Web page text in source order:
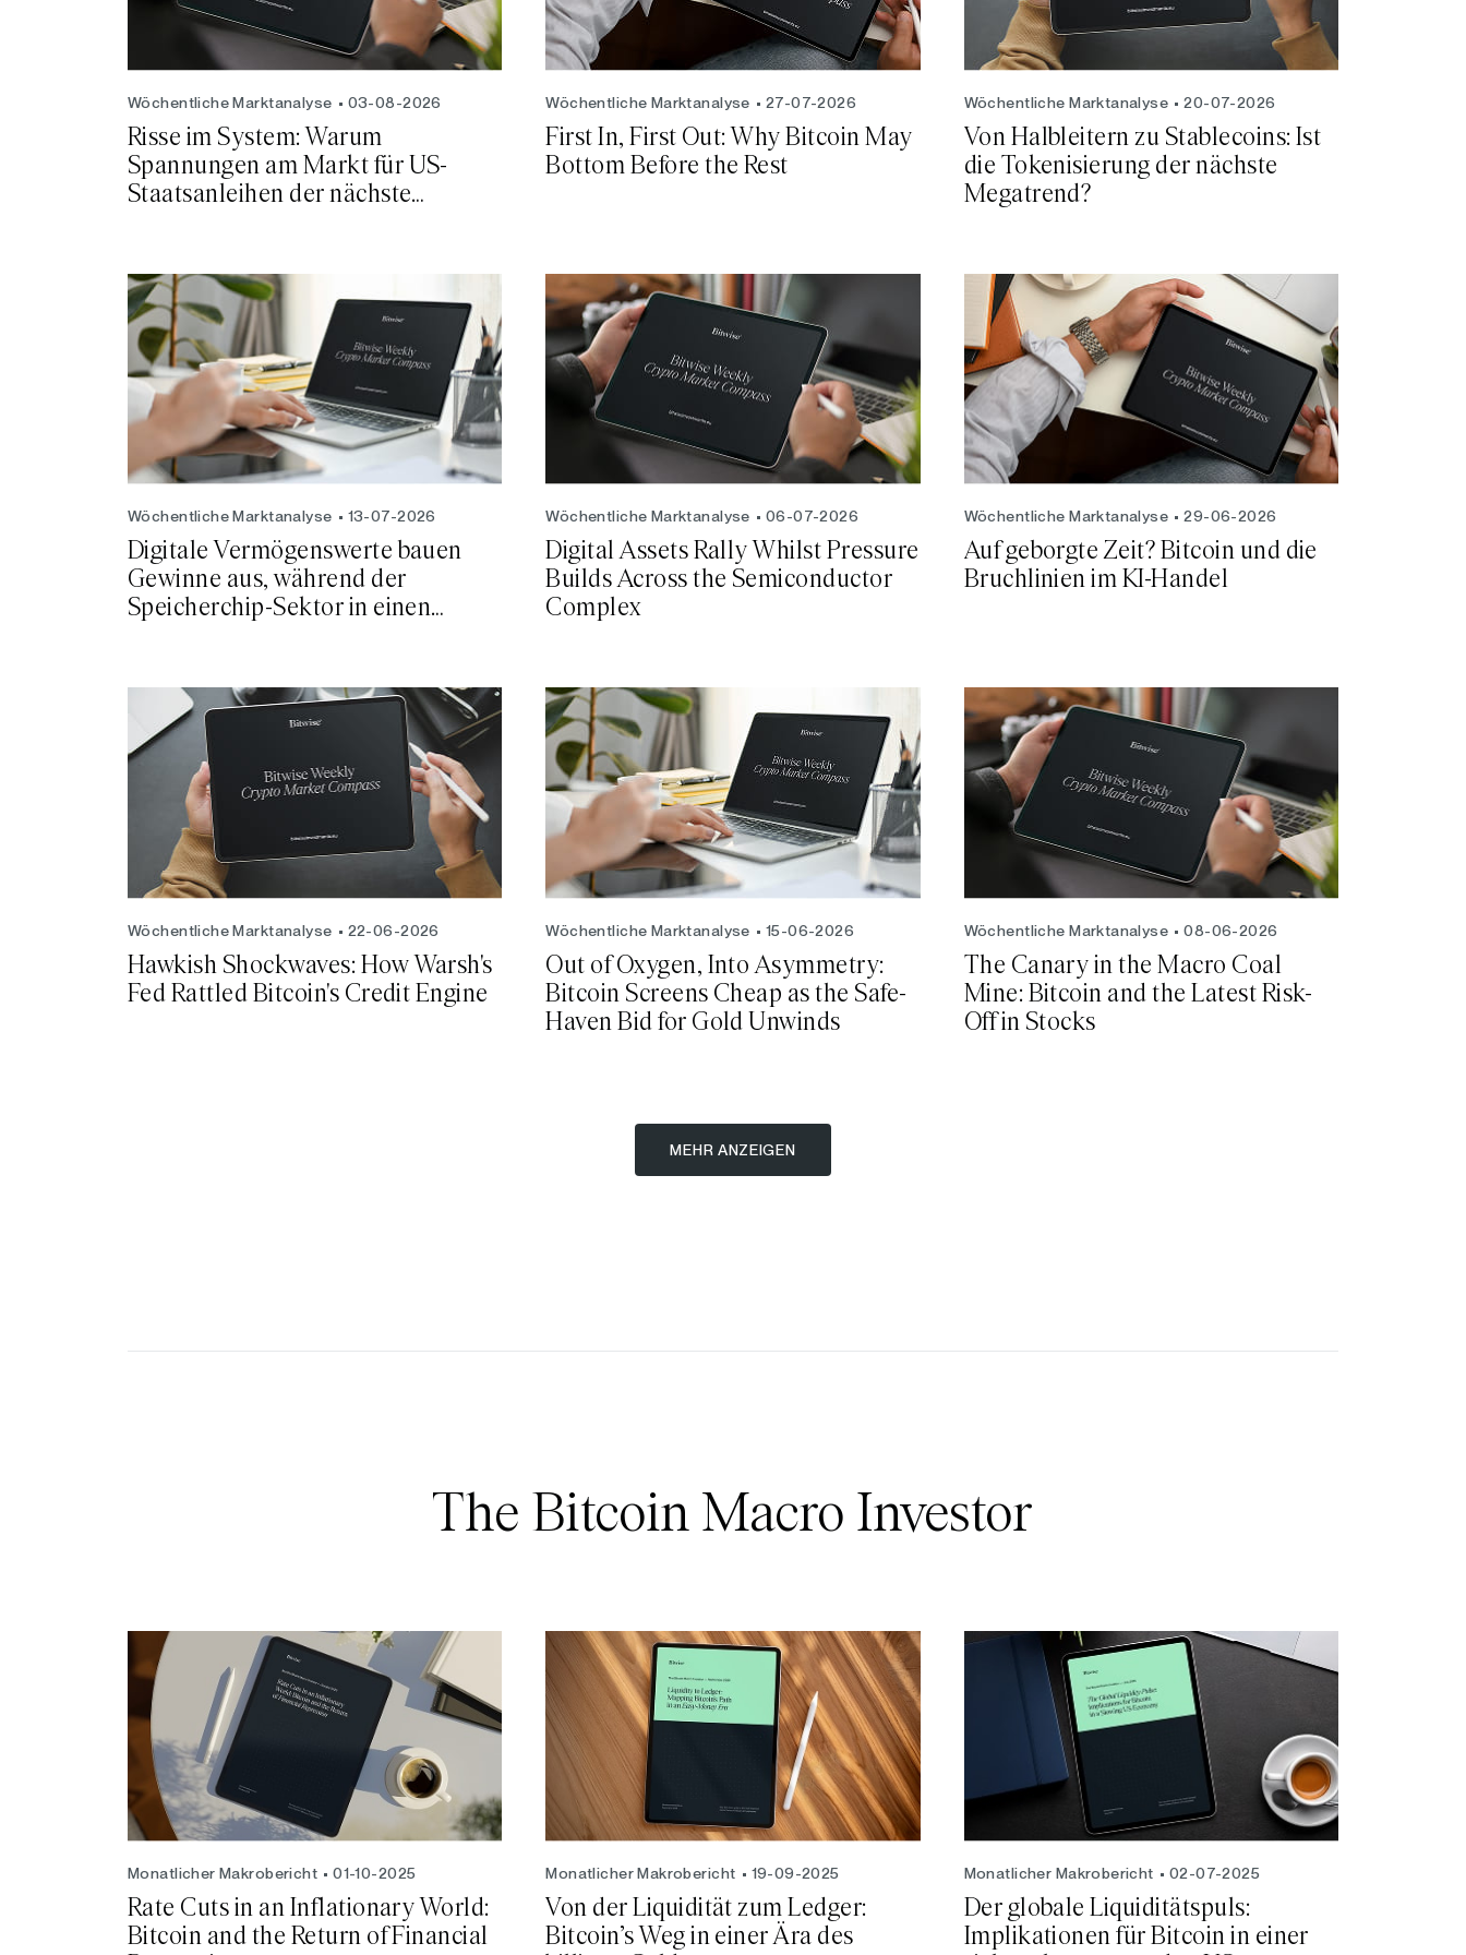
Wöchentliche Marktanalyse 03-08-2026
Risse im System: Warum
Spannungen am Markt für US-
Staatsanleihen der nächste
Wöchentliche Marktanalyse 27-07-2026
First In, First Out: Why Bitcoin May
Bottom Before the Rest
Wöchentliche Marktanalyse 20-07-2026
Von Halbleitern zu Stablecoins: Ist
die Tokenisierung der nächste
Megatrend?
Wöchentliche Marktanalyse 13-07-2026
Digitale Vermögenswerte bauen
Gewinne aus, während der
Speicherchip-Sektor in einen
Wöchentliche Marktanalyse 06-07-2026
Digital Assets Rally Whilst Pressure
Builds Across the Semiconductor
Complex
Wöchentliche Marktanalyse 29-06-2026
Auf geborgte Zeit? Bitcoin und die
Bruchlinien im KI-Handel
Wöchentliche Marktanalyse 22-06-2026
Hawkish Shockwaves: How Warsh's
Fed Rattled Bitcoin's Credit Engine
Wöchentliche Marktanalyse 15-06-2026
Out of Oxygen, Into Asymmetry:
Bitcoin Screens Cheap as the Safe-
Haven Bid for Gold Unwinds
Wöchentliche Marktanalyse 08-06-2026
The Canary in the Macro Coal
Mine: Bitcoin and the Latest Risk-
Off in Stocks
MEHR ANZEIGEN
The Bitcoin Macro Investor
Monatlicher Makrobericht 01-10-2025
Rate Cuts in an Inflationary World:
Bitcoin and the Return of Financial
Monatlicher Makrobericht 19-09-2025
Von der Liquidität zum Ledger:
Bitcoin’s Weg in einer Ära des
Monatlicher Makrobericht 02-07-2025
Der globale Liquiditätspuls:
Implikationen für Bitcoin in einer